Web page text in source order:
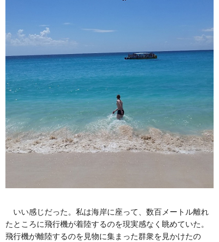
いい感じだった。私は海岸に座って、数百メートル離れ
たところに飛行機が着陸するのを現実感なく眺めていた。
飛行機が離陸するのを見物に集まった群衆を見かけたの